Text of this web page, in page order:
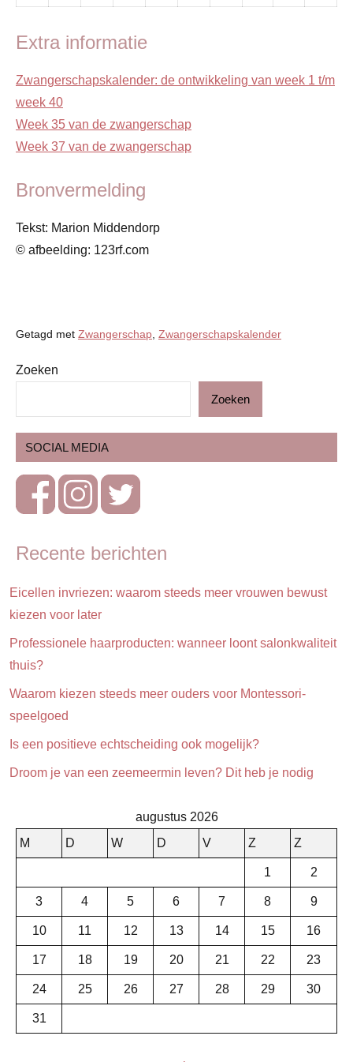
Extra informatie
Zwangerschapskalender: de ontwikkeling van week 1 t/m
week 40
Week 35 van de zwangerschap
Week 37 van de zwangerschap
Bronvermelding
Tekst: Marion Middendorp
© afbeelding: 123rf.com
Getagd met Zwangerschap Zwangerschapskalender
Blog
Zwangerschap
Zwangerschapskalender
Zoeken
Zoeken
SOCIAL MEDIA
Recente berichten
Eicellen invriezen: waarom steeds meer vrouwen bewust
kiezen voor later
Professionele haarproducten: wanneer loont salonkwaliteit
thuis?
Waarom kiezen steeds meer ouders voor Montessori-
speelgoed
Is een positieve echtscheiding ook mogelijk?
Droom je van een zeemeermin leven? Dit heb je nodig
augustus 2026
M
D W D V Z Z
1 2
3 4 5 6 7 8 9
10 11 12 13 14 15 16
17 18 19 20 21 22 23
24 25 26 27 28 29 30
31